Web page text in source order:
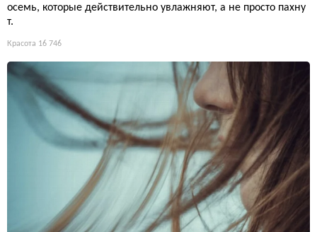
осемь, которые действительно увлажняют, а не просто пахну
т.
Красота 16 746